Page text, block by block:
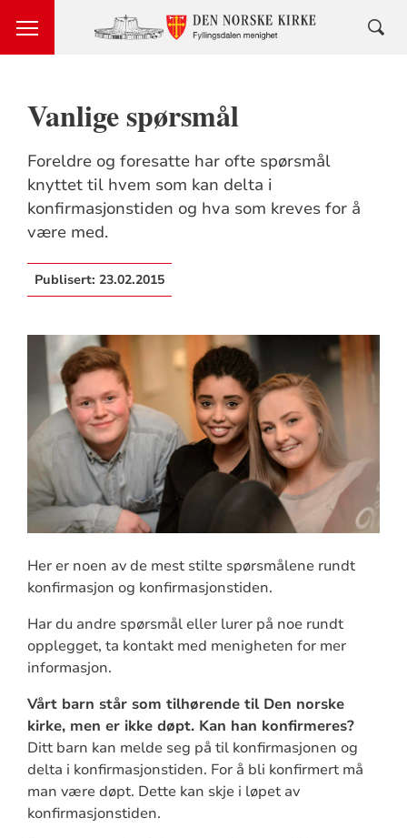
Vanlige spørsmål
Foreldre og foresatte har ofte spørsmål
knyttet til hvem som kan delta i
konfirmasjonstiden og hva som kreves for å
være med.
Publisert: 23.02.2015
Her er noen av de mest stilte spørsmålene rundt
konfirmasjon og konfirmasjonstiden.
Har du andre spørsmål eller lurer på noe rundt
opplegget, ta kontakt med menigheten for mer
informasjon.
Vårt barn står som tilhørende til Den norske
kirke, men er ikke døpt. Kan han konfirmeres?
Ditt barn kan melde seg på til konfirmasjonen og
delta i konfirmasjonstiden. For å bli konfirmert må
man være døpt. Dette kan skje i løpet av
konfirmasjonstiden.